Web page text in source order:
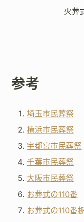
火葬
参考
埼玉市民葬祭
横浜市民葬祭
宇都宮市民葬祭
千葉市民葬祭
大阪市民葬祭
お葬式の110番
お葬式の110番